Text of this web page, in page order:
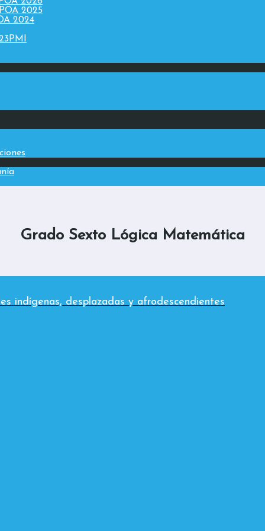
2025
2024
Grado Sexto Lógica Matemática
indígenas, desplazadas y afrodescendientes